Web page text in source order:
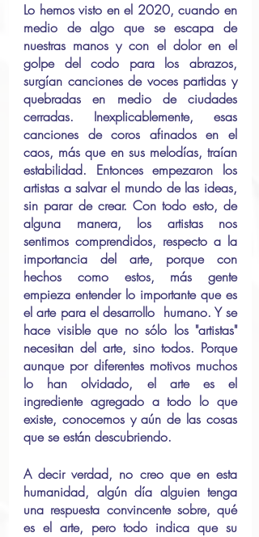
Lo hemos visto en el 2020, cuando en
medio de algo que se escapa de
nuestras manos y con el dolor en el
golpe del codo para los abrazos,
surgían canciones de voces partidas y
quebradas en medio de ciudades
cerradas. Inexplicablemente, esas
canciones de coros afinados en el
caos, más que en sus melodías, traían
estabilidad. Entonces empezaron los
artistas a salvar el mundo de las ideas,
sin parar de crear. Con todo esto, de
alguna manera, los artistas nos
sentimos comprendidos, respecto a la
importancia del arte, porque con
hechos como estos, más gente
empieza entender lo importante que es
el arte para el desarrollo  humano. Y se
hace visible que no sólo los "artistas"
necesitan del arte, sino todos. Porque
aunque por diferentes motivos muchos
lo han olvidado, el arte es el
ingrediente agregado a todo lo que
existe, conocemos y aún de las cosas
que se están descubriendo.
A decir verdad, no creo que en esta
humanidad, algún día alguien tenga
una respuesta convincente sobre, qué
es el arte, pero todo indica que su